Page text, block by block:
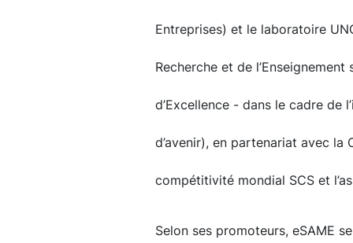
Entreprises) et le laboratoire
Recherche et de
d’Excellence - dans le cadre de
d’avenir), en partenariat avec la
compétitivité mondial SCS et
Selon ses promoteurs, eSAME